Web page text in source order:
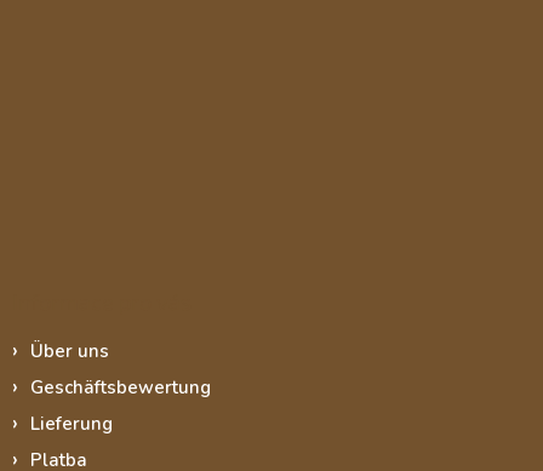
Über uns
Geschäftsbewertung
Lieferung
Platba